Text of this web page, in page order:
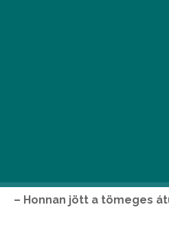
– Honnan jött a tömeges